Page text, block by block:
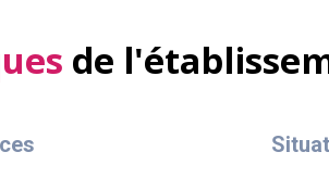
de